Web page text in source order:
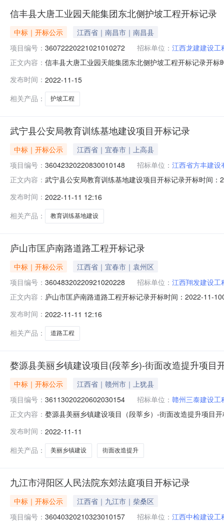
信丰县大唐工业园天能集团东北侧护坡工程开标记录
中标｜开标公示
江西省｜南昌市｜南昌县
项目编号： 36072220221021010272 招标单位： 江西龙建建设工
正文内容： 信丰县大唐工业园天能集团东北侧护坡工程开标记录开
间:MonNov1417:24:20CST2022,投标人名称:吉安浩雨
发布时间： 2022-11-15
相关产品：
护坡工程
武宁县公安局教育训练基地建设项目开标记录
中标｜开标公示
江西省｜宜春市｜上高县
项目编号： 36042320220830010148 招标单位： 江西省方丰建设
正文内容： 武宁县公安局教育训练基地建设项目开标记录开标时间
人名称:江西九坊建设有限公司;项目负责人:吴广青;报价
发布时间： 2022-11-11 12:16
相关产品：
教育训练基地建设
庐山市匡庐南路道路工程开标记录
中标｜开标公示
江西省｜宜春市｜袁州区
项目编号： 36048320220921020228 招标单位： 江西翔发建设工
正文内容： 庐山市匡庐南路道路工程开标记录开标时间：2022-11-
西祥澜建设工程有限公司;项目负责人:冷雄伟;报价:0.00
发布时间： 2022-11-11 12:16
相关产品：
道路工程
婺源县美丽乡镇建设项目(段莘乡)-街面改造提升项目
中标｜开标公示
江西省｜赣州市｜上犹县
项目编号： 36113020220602030154 招标单位： 赣州三泰建设工
正文内容： 婺源县美丽乡镇建设项目（段莘乡）-街面改造提升项目
间:WedNov0917:28:32CST2022,投标人名称:江西和久
发布时间： 2022-11-11
相关产品：
美丽乡镇建设 街面改造提升
九江市浔阳区人民法院东郊法庭项目开标记录
中标｜开标公示
江西省｜九江市｜柴桑区
项目编号： 36040320210323010157 招标单位： 江西中检建设工